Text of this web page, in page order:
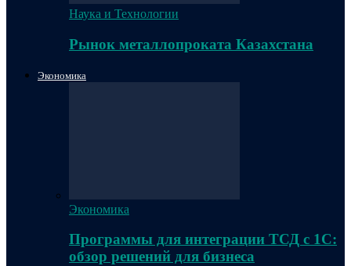
Наука и Технологии
Рынок металлопроката Казахстана
Экономика
Экономика
Программы для интеграции ТСД с 1С:
обзор решений для бизнеса